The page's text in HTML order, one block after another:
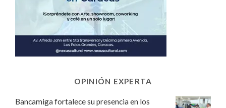
OPINIÓN EXPERTA
Bancamiga fortalece su presencia en los